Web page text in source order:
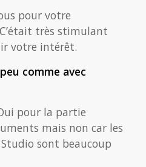
pour votre
très stimulant
votre intérêt.
comme avec
pour la partie
mais non car les
sont beaucoup